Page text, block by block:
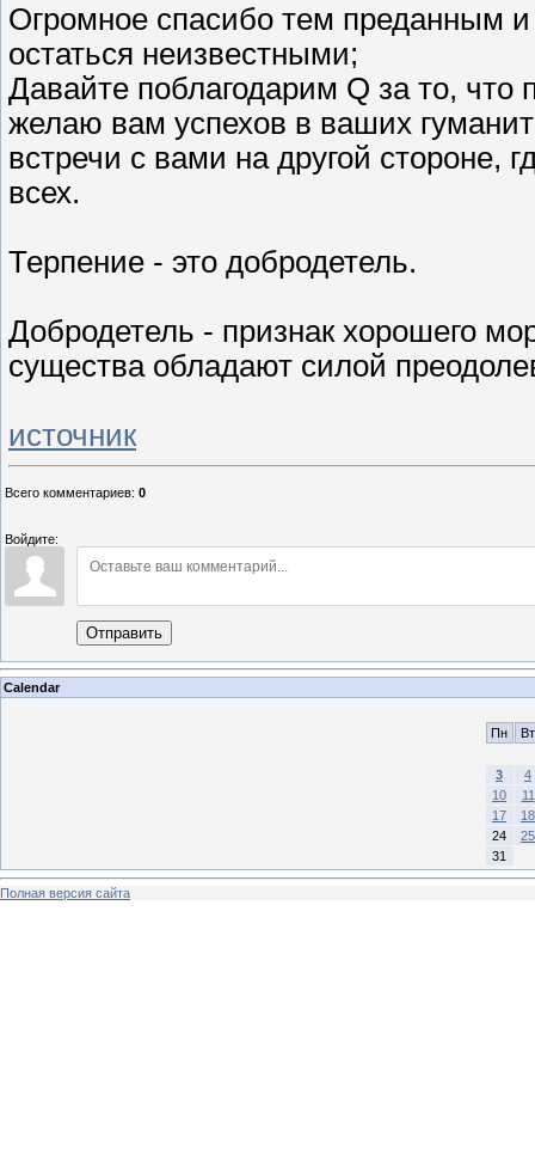
Огромное спасибо тем преданным
остаться неизвестными;
Давайте поблагодарим Q за то, что
желаю вам успехов в ваших
встречи с вами на другой
всех.
Терпение - это добродетель.
Добродетель - признак хорошего
существа обладают силой
источник
Всего комментариев: 0
Войдите:
Отправить
Calendar
Пн Вт
3
4
10
11
17
18
24
25
31
Полная версия сайта